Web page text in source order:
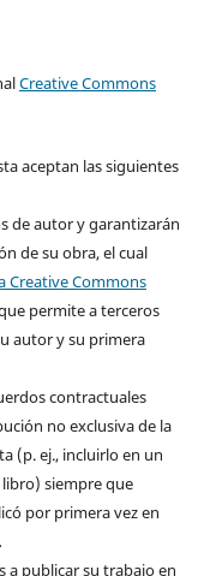
Creative Commons
aceptan las siguientes
de autor y garantizarán
de su obra, el cual
Creative Commons
permite a terceros
autor y su primera
contractuales
no exclusiva de la
(p. ej., incluirlo en un
siempre que
por primera vez en
a publicar su trabajo en